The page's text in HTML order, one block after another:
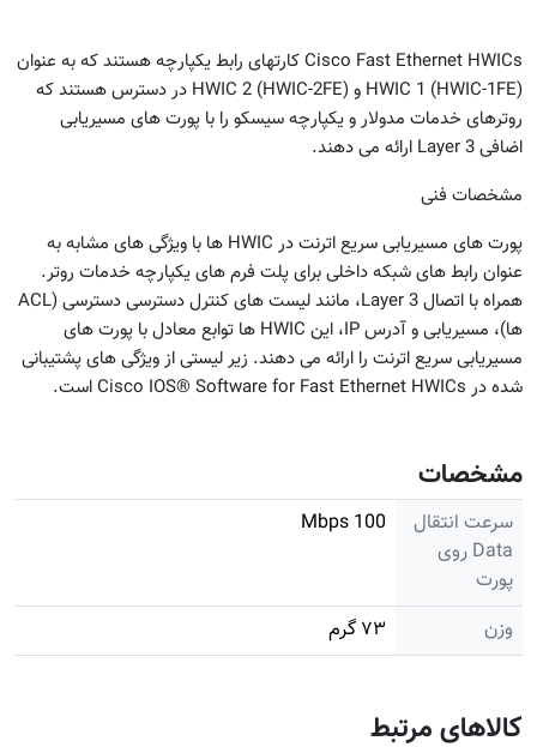
Cisco Fast Ethernet HWICs کارتهای رابط یکپارچه هستند که به عنوان
HWIC 1 (HWIC-1FE) و HWIC 2 (HWIC-2FE) در دسترس هستند که
روترهای خدمات مدولار و یکپارچه سیسکو را با پورت های مسیریابی
اضافی Layer 3 ارائه می دهند.
مشخصات فنی
پورت های مسیریابی سریع اترنت در HWIC ها با ویژگی های مشابه به
عنوان رابط های شبکه داخلی برای پلت فرم های یکپارچه خدمات روتر.
همراه با اتصال Layer 3، مانند لیست های کنترل دسترسی دسترسی (ACL
ها)، مسیریابی و آدرس IP، این HWIC ها توابع معادل با پورت های
مسیریابی سریع اترنت را ارائه می دهند. زیر لیستی از ویژگی های پشتیبانی
شده در Cisco IOS® Software for Fast Ethernet HWICs است.
مشخصات
سرعت انتقال
Data روی
پورت
100 Mbps
وزن ۷۳ گرم
کالاهای مرتبط